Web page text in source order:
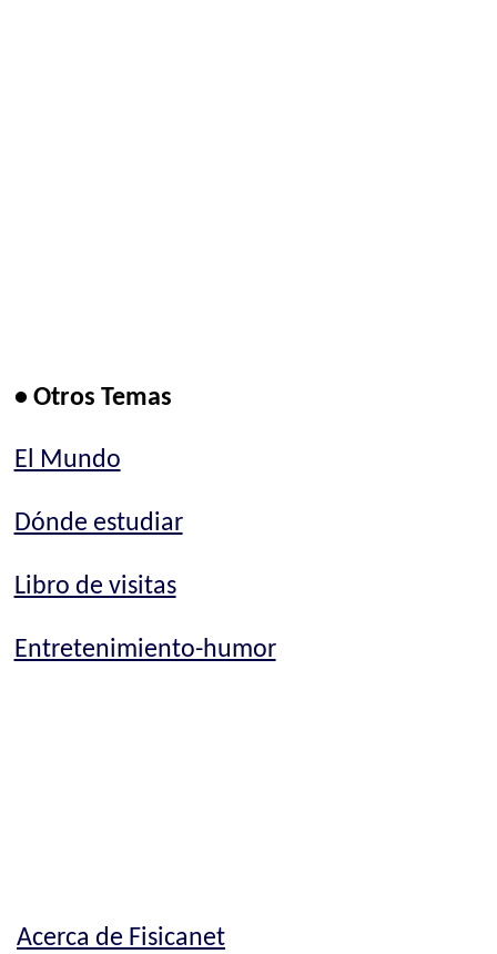
• Otros Temas
El Mundo
Dónde estudiar
Libro de visitas
Entretenimiento-humor
Acerca de Fisicanet